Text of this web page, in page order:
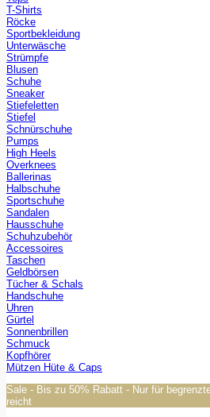
T-Shirts
Röcke
Sportbekleidung
Unterwäsche
Strümpfe
Blusen
Schuhe
Sneaker
Stiefeletten
Stiefel
Schnürschuhe
Pumps
High Heels
Overknees
Ballerinas
Halbschuhe
Sportschuhe
Sandalen
Hausschuhe
Schuhzubehör
Accessoires
Taschen
Geldbörsen
Tücher & Schals
Handschuhe
Uhren
Gürtel
Sonnenbrillen
Schmuck
Kopfhörer
Mützen Hüte & Caps
Sale - Bis zu 50% Rabatt - Nur für
reicht